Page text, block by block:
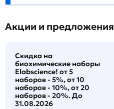
Акции и предложения
Скидка на
биохимические наборы
Elabscience! от 5
наборов - 5%, от 10
наборов - 10%, от 20
наборов - 20%. До
31.08.2026